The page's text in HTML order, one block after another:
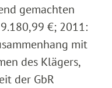
gemachten
€; 2011:
mit
des Klägers,
der GbR